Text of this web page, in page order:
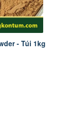
- Túi 1kg